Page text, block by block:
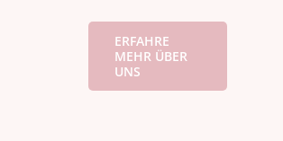
ERFAHRE
MEHR ÜBER
UNS